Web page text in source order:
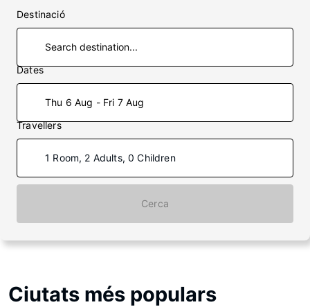
Destinació
Dates
Thu 6 Aug - Fri 7 Aug
Travellers
1 Room, 2 Adults, 0 Children
Cerca
Ciutats més populars